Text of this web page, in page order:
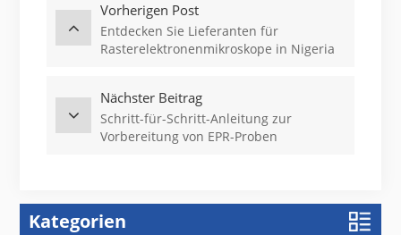
Vorherigen Post
Entdecken Sie Lieferanten für
Rasterelektronenmikroskope in Nigeria
Nächster Beitrag
Schritt-für-Schritt-Anleitung zur
Vorbereitung von EPR-Proben
Kategorien